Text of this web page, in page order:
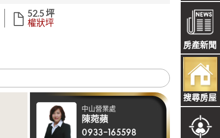
房產新聞
搜尋房屋
52.5 坪
權狀坪
中山營業處
陳菀蘋
0933-165598